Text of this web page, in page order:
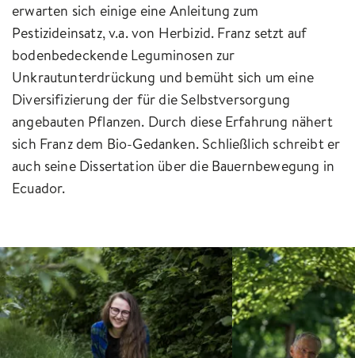
erwarten sich einige eine Anleitung zum
Pestizideinsatz, v.a. von Herbizid. Franz setzt auf
bodenbedeckende Leguminosen zur
Unkrautunterdrückung und bemüht sich um eine
Diversifizierung der für die Selbstversorgung
angebauten Pflanzen. Durch diese Erfahrung nähert
sich Franz dem Bio-Gedanken. Schließlich schreibt er
auch seine Dissertation über die Bauernbewegung in
Ecuador.